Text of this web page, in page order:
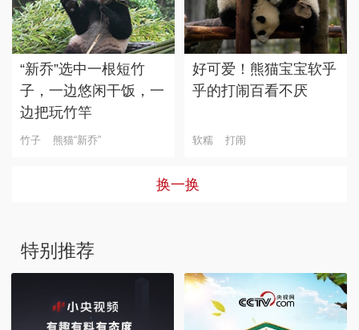
“新乔”选中一根短竹
子，一边悠闲干饭，一
边把玩竹竿
竹子 熊猫“新乔”
好可爱！熊猫宝宝软乎
乎的打闹百看不厌
软糯 打闹
换一换
特别推荐